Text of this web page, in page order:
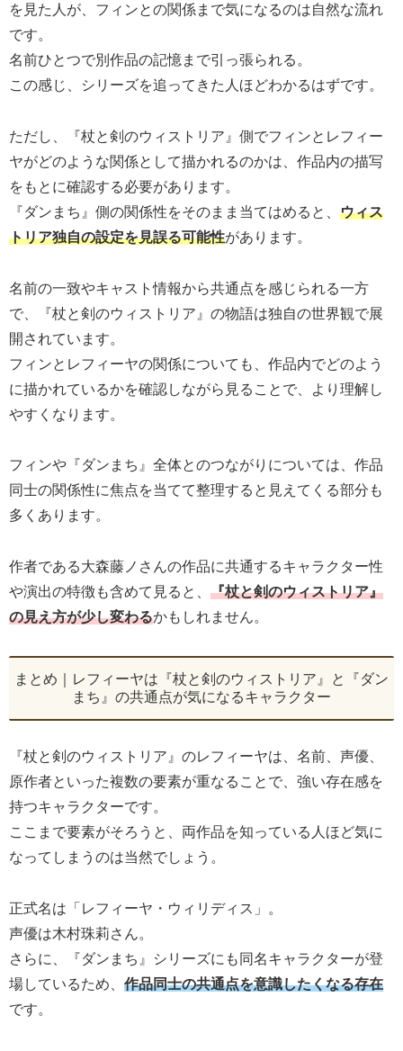
を見た人が、フィンとの関係まで気になるのは自然な流れ
です。
名前ひとつで別作品の記憶まで引っ張られる。
この感じ、シリーズを追ってきた人ほどわかるはずです。
ただし、『杖と剣のウィストリア』側でフィンとレフィー
ヤがどのような関係として描かれるのかは、作品内の描写
をもとに確認する必要があります。
『ダンまち』側の関係性をそのまま当てはめると、 ウィス
トリア独自の設定を見誤る可能性があります。
名前の一致やキャスト情報から共通点を感じられる一方
で、『杖と剣のウィストリア』の物語は独自の世界観で展
開されています。
フィンとレフィーヤの関係についても、作品内でどのよう
に描かれているかを確認しながら見ることで、より理解し
やすくなります。
フィンや『ダンまち』全体とのつながりについては、作品
同士の関係性に焦点を当てて整理すると見えてくる部分も
多くあります。
作者である大森藤ノさんの作品に共通するキャラクター性
や演出の特徴も含めて見ると、 『杖と剣のウィストリア』
の見え方が少し変わるかもしれません。
まとめ｜レフィーヤは『杖と剣のウィストリア』と『ダン
まち』の共通点が気になるキャラクター
『杖と剣のウィストリア』のレフィーヤは、名前、声優、
原作者といった複数の要素が重なることで、強い存在感を
持つキャラクターです。
ここまで要素がそろうと、両作品を知っている人ほど気に
なってしまうのは当然でしょう。
正式名は「レフィーヤ・ウィリディス」。
声優は木村珠莉さん。
さらに、『ダンまち』シリーズにも同名キャラクターが登
場しているため、 作品同士の共通点を意識したくなる存在
です。